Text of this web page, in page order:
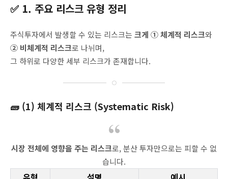
✅ 1. 주요 리스크 유형 정리
주식투자에서 발생할 수 있는 리스크는 크게 ① 체계적 리스크와
② 비체계적 리스크로 나뉘며,
그 하위로 다양한 세부 리스크가 존재합니다.
🧱 (1) 체계적 리스크 (Systematic Risk)
시장 전체에 영향을 주는 리스크로, 분산 투자만으로는 피할 수 없
습니다.